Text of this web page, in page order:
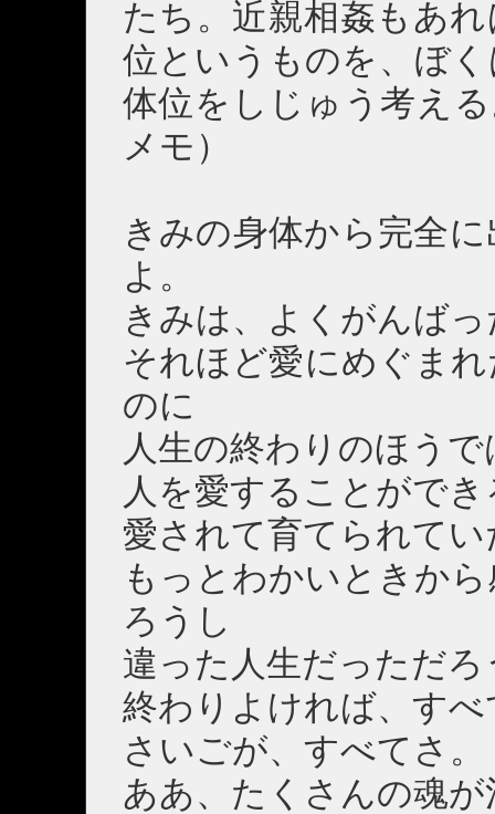
たち。近親相姦もあ
位というものを、ぼ
体位をしじゅう考え
メモ）
きみの身体から完全
よ。
きみは、よくがんばっ
それほど愛にめぐま
のに
人生の終わりのほうで
人を愛することがで
愛されて育てられてい
もっとわかいときか
ろうし
違った人生だっただ
終わりよければ、す
さいごが、すべてさ。
ああ、たくさんの魂